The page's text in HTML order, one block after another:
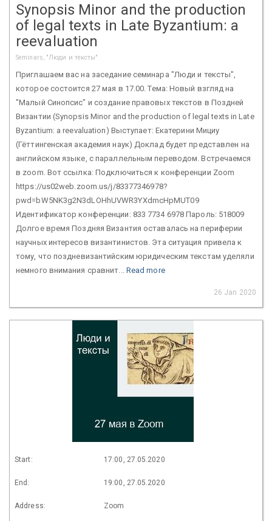
Synopsis Minor and the production
of legal texts in Late Byzantium: a
reevaluation
Seminars, "Люди и тексты"
Приглашаем вас на заседание семинара "Люди и тексты",
которое состоится 27 мая в 17.00. Тема: Новый взгляд на
"Малый Синопсис" и создание правовых текстов в Поздней
Византии (Synopsis Minor and the production of legal texts in Late
Byzantium: a reevaluation) Выступает: Екатерини Мициу
(Гёттингенская академия наук) Доклад будет представлен на
английском языке, с параллельным переводом. Встречаемся
в zoom. Вот ссылка: Подключиться к конференции Zoom
https://us02web.zoom.us/j/83377346978?
pwd=bW5NK3g2N3dLOHhUVWR3YXdmcHpMUT09
Идентификатор конференции: 833 7734 6978 Пароль: 518009
Долгое время Поздняя Византия оставалась на периферии
научных интересов византинистов. Эта ситуация привела к
тому, что поздневизантийским юридическим текстам уделяли
немного внимания сравнит... Read more
26 Jan 2020
Start: 17:00, 27.05.2020
End: 19:00, 27.05.2020
Address: Zoom